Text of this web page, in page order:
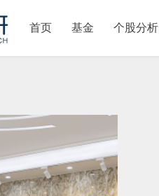
首页 基金 个股分析